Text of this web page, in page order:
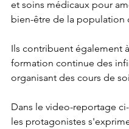
et soins médicaux pour
bien-être de la population
Ils contribuent également
formation continue des
organisant des cours de
Dans le video-reportage ci-
les protagonistes